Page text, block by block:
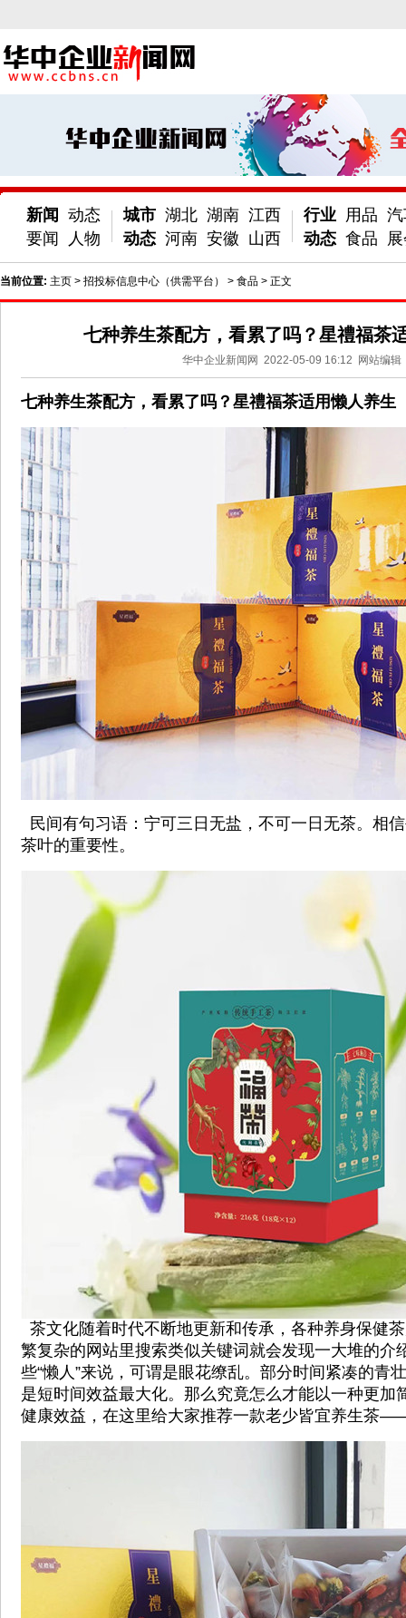
新闻
要闻
动态
人物
城市
动态
湖北 湖南 江西
河南 安徽 山西
行业
动态
用品
食品
当前位置: 主页 > 招投标信息中心（供需平台） > 食品 > 正文
七种养生茶配方，看累了吗？星禮福茶
华中企业新闻网 2022-05-09 16:12 网站编辑
七种养生茶配方，看累了吗？星禮福茶适用懒人养生
民间有句习语：宁可三日无盐，不可一日无茶。相
茶叶的重要性。
茶文化随着时代不断地更新和传承，各种养身保健
繁复杂的网站里搜索类似关键词就会发现一大堆的介
些“懒人”来说，可谓是眼花缭乱。部分时间紧凑的青
是短时间效益最大化。那么究竟怎么才能以一种更加
健康效益，在这里给大家推荐一款老少皆宜养生茶